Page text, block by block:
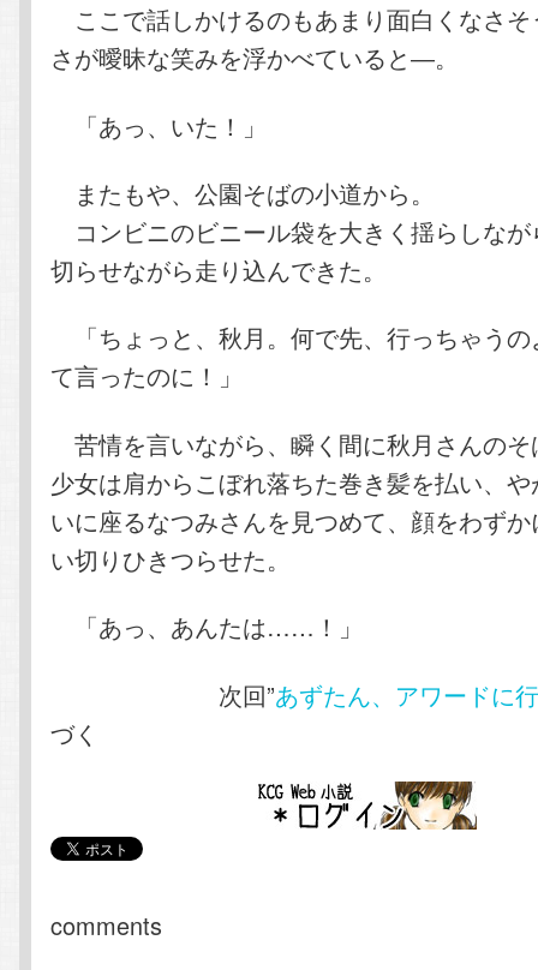
ここで話しかけるのもあまり面白くなさ
さが曖昧な笑みを浮かべていると―。
「あっ、いた！」
またもや、公園そばの小道から。
コンビニのビニール袋を大きく揺らしな
切らせながら走り込んできた。
「ちょっと、秋月。何で先、行っちゃう
て言ったのに！」
苦情を言いながら、瞬く間に秋月さんの
少女は肩からこぼれ落ちた巻き髪を払い、
いに座るなつみさんを見つめて、顔をわず
い切りひきつらせた。
「あっ、あんたは……！」
次回”あずたん、アワードに
づく
comments